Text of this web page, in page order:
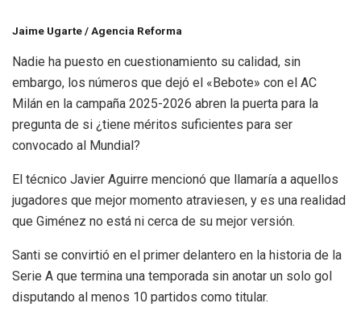
Jaime Ugarte / Agencia Reforma
Nadie ha puesto en cuestionamiento su calidad, sin
embargo, los números que dejó el «Bebote» con el AC
Milán en la campaña 2025-2026 abren la puerta para la
pregunta de si ¿tiene méritos suficientes para ser
convocado al Mundial?
El técnico Javier Aguirre mencionó que llamaría a aquellos
jugadores que mejor momento atraviesen, y es una realidad
que Giménez no está ni cerca de su mejor versión.
Santi se convirtió en el primer delantero en la historia de la
Serie A que termina una temporada sin anotar un solo gol
disputando al menos 10 partidos como titular.